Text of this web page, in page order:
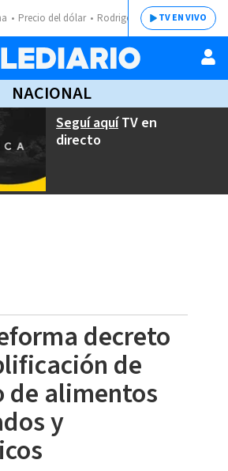
Precio del dólar Rodrigo ChavesTV EN VIVO
NACIONAL
Seguí aquíTV en
directo
decreto
de
de alimentos
y